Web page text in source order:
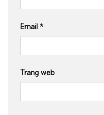
Email *
Trang web